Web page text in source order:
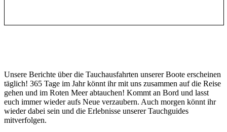
Unsere Berichte über die Tauchausfahrten unserer Boote erscheinen
täglich! 365 Tage im Jahr könnt ihr mit uns zusammen auf die Reise
gehen und im Roten Meer abtauchen! Kommt an Bord und lasst
euch immer wieder aufs Neue verzaubern. Auch morgen könnt ihr
wieder dabei sein und die Erlebnisse unserer Tauchguides
mitverfolgen.